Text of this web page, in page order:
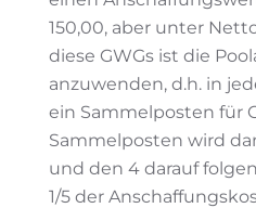
150,00, aber unter
diese GWGs ist die
anzuwenden, d.h. in
ein Sammelposten für
Sammelposten wird
und den 4 darauf
1/5 der